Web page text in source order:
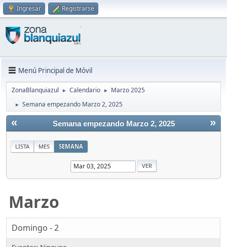
Ingresar Registrarse
Menú Principal de Móvil
ZonaBlanquiazul ► Calendario ► Marzo 2025
► Semana empezando Marzo 2, 2025
« »
Semana empezando Marzo 2, 2025
LISTA MES SEMANA
Marzo
Domingo - 2